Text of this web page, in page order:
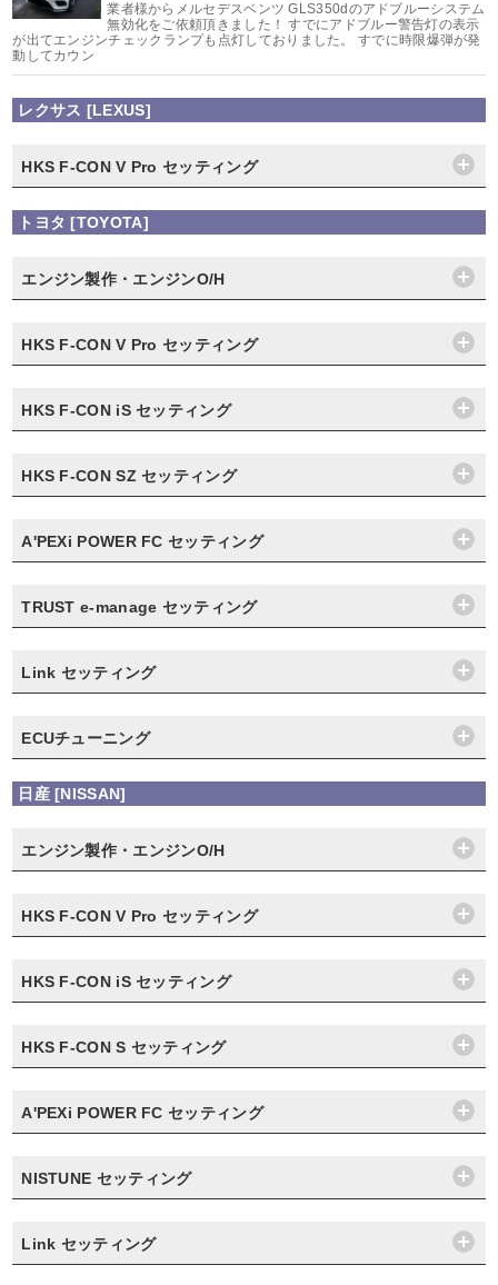
業者様からメルセデスベンツ GLS350dのアドブルーシステム
無効化をご依頼頂きました！ すでにアドブルー警告灯の表示
が出てエンジンチェックランプも点灯しておりました。 すでに時限爆弾が発
動してカウン
レクサス [LEXUS]
HKS F-CON V Pro セッティング
トヨタ [TOYOTA]
エンジン製作・エンジンO/H
HKS F-CON V Pro セッティング
HKS F-CON iS セッティング
HKS F-CON SZ セッティング
A'PEXi POWER FC セッティング
TRUST e-manage セッティング
Link セッティング
ECUチューニング
日産 [NISSAN]
エンジン製作・エンジンO/H
HKS F-CON V Pro セッティング
HKS F-CON iS セッティング
HKS F-CON S セッティング
A'PEXi POWER FC セッティング
NISTUNE セッティング
Link セッティング